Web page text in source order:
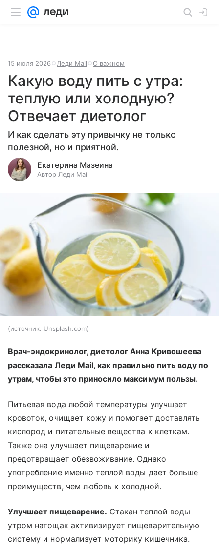
15 июля 2026 Леди Mail О важном
Какую воду пить с утра:
теплую или холодную?
Отвечает диетолог
И как сделать эту привычку не только
полезной, но и приятной.
Екатерина Мазеина
Автор Леди Mail
источник: Unsplash.com
Врач-эндокринолог, диетолог Анна Кривошеева
рассказала Леди Mail, как правильно пить воду по
утрам, чтобы это приносило максимум пользы.
Питьевая вода любой температуры улучшает
кровоток, очищает кожу и помогает доставлять
кислород и питательные вещества к клеткам.
Также она улучшает пищеварение и
предотвращает обезвоживание. Однако
употребление именно теплой воды дает больше
преимуществ, чем любовь к холодной.
Улучшает пищеварение. Стакан теплой воды
утром натощак активизирует пищеварительную
систему и нормализует моторику кишечника.